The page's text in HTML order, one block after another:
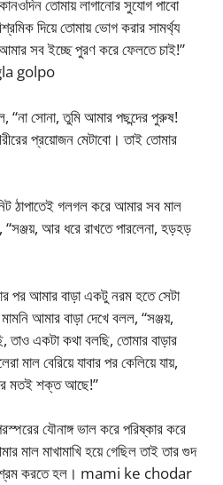
তোমায় লাগানোর সুযোগ পাবো
দিয়ে তোমায় ভোগ করার সামর্থ্য
সব ইচ্ছে পুরণ করে ফেলতে চাই!”
golpo
“না সোনা, তুমি আমার পছন্দের পুরুষ!
প্রয়োজন মেটাবো। তাই তোমার
ঠাপাতেই গলগল করে আমার সব মাল
“সঞ্জয়, আর ধরে রাখতে পারলেনা, হড়হড়
পর আমার বাড়া একটু নরম হতে সেটা
আমার বাড়া দেখে বলল, “সঞ্জয়,
একটা কথা বলছি, তোমার বাড়ার
মাল বেরিয়ে যাবার পর কেলিয়ে যায়,
মতই শক্ত আছে!”
যৌনাঙ্গ ভাল করে পরিষ্কার করে
মাল মাখামাখি হয়ে গেছিল তাই তার গুদ
করতে হল। mami ke chodar